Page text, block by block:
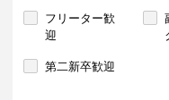
フリーター歓
迎
第二新卒歓迎